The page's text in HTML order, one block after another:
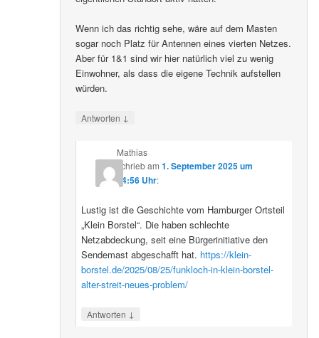
Wenn ich das richtig sehe, wäre auf dem Masten
sogar noch Platz für Antennen eines vierten Netzes.
Aber für 1&1 sind wir hier natürlich viel zu wenig
Einwohner, als dass die eigene Technik aufstellen
würden.
Antworten ↓
Mathias
schriebam 1. September 2025 um
14:56 Uhr:
Lustig ist die Geschichte vom Hamburger Ortsteil
„Klein Borstel“. Die haben schlechte
Netzabdeckung, seit eine Bürgerinitiative den
Sendemast abgeschafft hat. https://klein-
borstel.de/2025/08/25/funkloch-in-klein-borstel-
alter-streit-neues-problem/
Antworten ↓